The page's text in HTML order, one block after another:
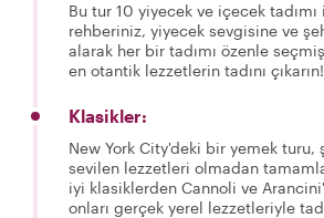
Bu tur 10 yiyecek ve içecek tadımı
rehberiniz, yiyecek sevgisine ve
alarak her bir tadımı özenle
en otantik lezzetlerin tadını çıkarın!
Klasikler:
New York City'deki bir yemek turu,
sevilen lezzetleri olmadan
iyi klasiklerden Cannoli ve
onları gerçek yerel lezzetleriyle